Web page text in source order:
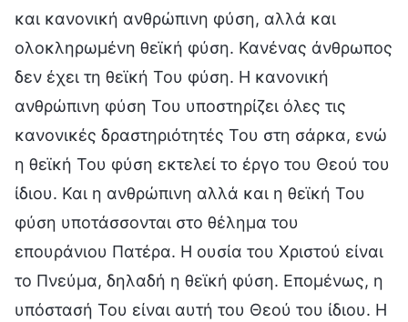
και κανονική ανθρώπινη φύση, αλλά και
ολοκληρωμένη θεϊκή φύση. Κανένας άνθρωπος
δεν έχει τη θεϊκή Του φύση. Η κανονική
ανθρώπινη φύση Του υποστηρίζει όλες τις
κανονικές δραστηριότητές Του στη σάρκα, ενώ
η θεϊκή Του φύση εκτελεί το έργο του Θεού του
ίδιου. Και η ανθρώπινη αλλά και η θεϊκή Του
φύση υποτάσσονται στο θέλημα του
επουράνιου Πατέρα. Η ουσία του Χριστού είναι
το Πνεύμα, δηλαδή η θεϊκή φύση. Επομένως, η
υπόστασή Του είναι αυτή του Θεού του ίδιου. Η